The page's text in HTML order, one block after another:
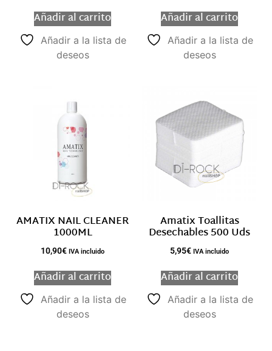
Añadir al carrito
Añadir a la lista de
deseos
Añadir al carrito
Añadir a la lista de
deseos
AMATIX NAIL CLEANER
1000ML
10,90€ IVA incluido
Añadir al carrito
Añadir a la lista de
deseos
Amatix Toallitas
Desechables 500 Uds
5,95€ IVA incluido
Añadir al carrito
Añadir a la lista de
deseos